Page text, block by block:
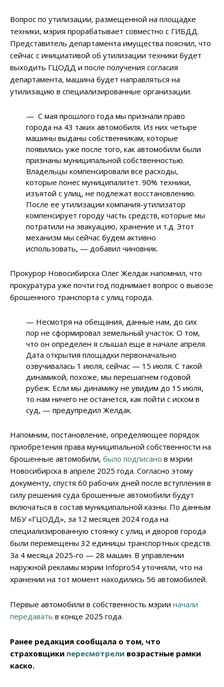
Вопрос по утилизации, размещенной на площадке
техники, мэрия прорабатывает совместно с ГИБДД.
Представитель департамента имущества пояснил, что
сейчас с инициативой об утилизации техники будет
выходить ГЦОДД и после получения согласия
департамента, машина будет направляться на
утилизацию в специализированные организации.
— С мая прошлого года мы признали право
города на 43 таких автомобиля. Из них четыре
машины выданы собственникам, которые
появились уже после того, как автомобили были
признаны муниципальной собственностью.
Владельцы компенсировали все расходы,
которые понес муниципалитет. 90% техники,
изъятой с улиц, не подлежат восстановлению.
После ее утилизации компания-утилизатор
компенсирует городу часть средств, которые мы
потратили на эвакуацию, хранение и т.д. Этот
механизм мы сейчас будем активно
использовать, — добавил чиновник.
Прокурор Новосибирска Олег Желдак напомнил, что
прокуратура уже почти год поднимает вопрос о вывозе
брошенного транспорта с улиц города.
— Несмотря на обещания, данные нам, до сих
пор не сформировал земельный участок. О том,
что он определен я слышал еще в начале апреля.
Дата открытия площадки первоначально
озвучивалась 1 июля, сейчас — 15 июля. С такой
динамикой, похоже, мы перешагнем годовой
рубеж. Если мы динамику не увидим до 15 июля,
то нам ничего не останется, как пойти с иском в
суд, — предупредил Желдак.
Напомним, постановление, определяющее порядок
приобретения права муниципальной собственности на
брошенные автомобили, было подписано в мэрии
Новосибирска в апреле 2025 года. Согласно этому
документу, спустя 60 рабочих дней после вступления в
силу решения суда брошенные автомобили будут
включаться в состав муниципальной казны. По данным
МБУ «ГЦОДД», за 12 месяцев 2024 года на
специализированную стоянку с улиц и дворов города
были перемещены 32 единицы транспортных средств.
За 4 месяца 2025-го — 28 машин. В управлении
наружной рекламы мэрии Infopro54 уточняли, что на
хранении на тот момент находились 56 автомобилей.
Первые автомобили в собственность мэрии начали
передавать в конце 2025 года.
Ранее редакция сообщала о том, что
страховщики пересмотрели возрастные рамки
каско.